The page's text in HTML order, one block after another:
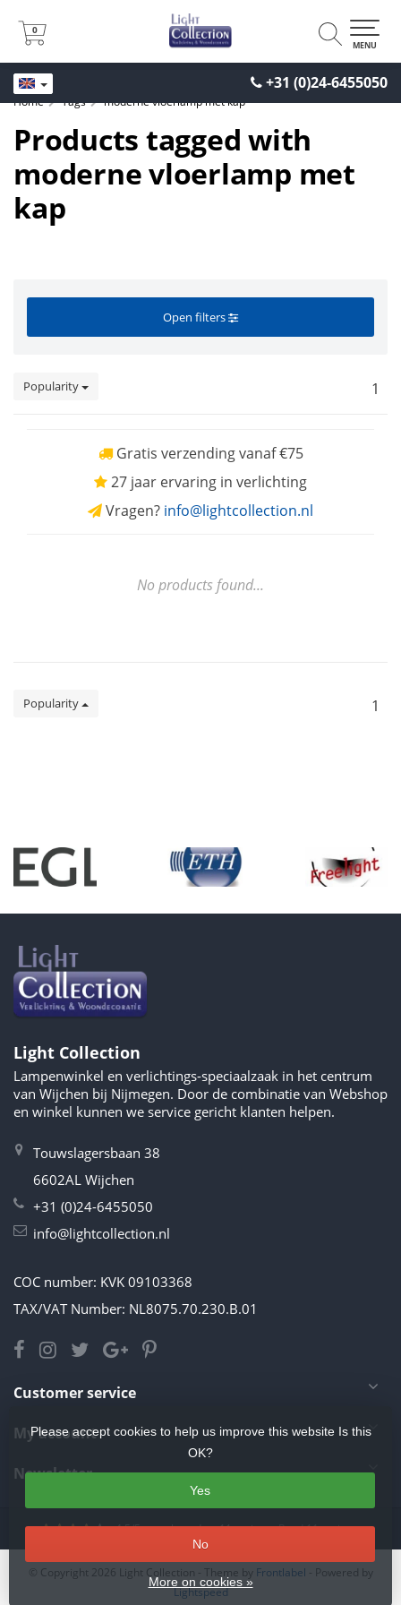
+31 (0)24-6455050
0
0
MENU
Home Tags moderne vloerlamp met kap
Products tagged with
moderne vloerlamp met
kap
Open filters
Popularity 1
Gratis verzending vanaf €75
27 jaar ervaring in verlichting
Vragen? info@lightcollection.nl
No products found...
Popularity 1
Light Collection
Lampenwinkel en verlichtings-speciaalzaak in het centrum
van Wijchen bij Nijmegen. Door de combinatie van Webshop
en winkel kunnen we service gericht klanten helpen.
Touwslagersbaan 38
6602AL Wijchen
+31 (0)24-6455050
info@lightcollection.nl
COC number: KVK 09103368
TAX/VAT Number: NL8075.70.230.B.01
Customer service
My account
Newsletter
4.5/5stars based on11reviews.Read 11 reviews
Please accept cookies to help us improve this website Is this
OK?
Yes
No
More on cookies »
© Copyright 2026 Light Collection - Theme by Frontlabel - Powered by
Lightspeed